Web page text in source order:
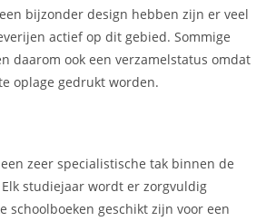
bijzonder design hebben zijn er veel
actief op dit gebied. Sommige
daarom ook een verzamelstatus omdat
oplage gedrukt worden.
zeer specialistische tak binnen de
studiejaar wordt er zorgvuldig
schoolboeken geschikt zijn voor een